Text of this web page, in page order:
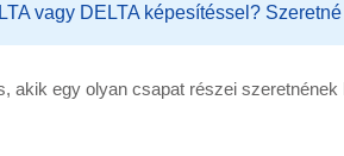
vagy DELTA képesítéssel?
akik egy olyan csapat részei